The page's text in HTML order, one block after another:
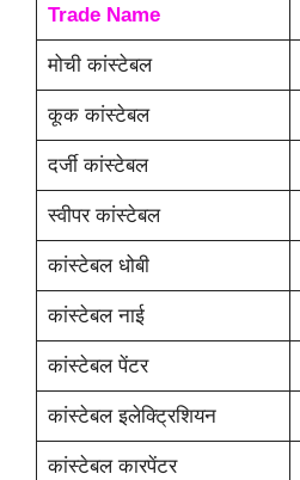
Trade Name
मोची कांस्टेबल
कूक कांस्टेबल
दर्जी कांस्टेबल
स्वीपर कांस्टेबल
कांस्टेबल धोबी
कांस्टेबल नाई
कांस्टेबल पेंटर
कांस्टेबल इलेक्ट्रिशियन
कांस्टेबल कारपेंटर